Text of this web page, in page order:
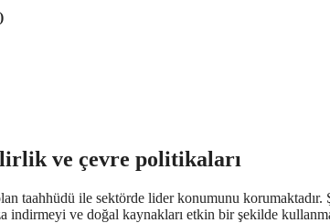
ve çevre politikaları
taahhüdü ile sektörde lider konumunu
indirmeyi ve doğal kaynakları etkin bir şekilde